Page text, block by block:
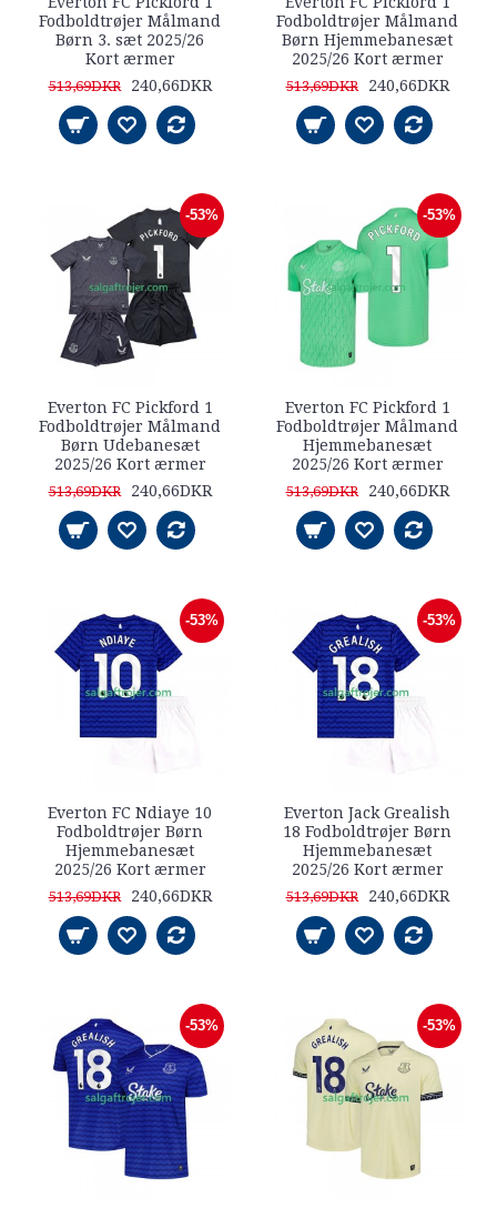
Fodboldtrøjer Målmand
Børn 3. sæt 2025/26
Kort ærmer
513,69DKR 240,66DKR
Fodboldtrøjer Målmand
Børn Hjemmebanesæt
2025/26 Kort ærmer
513,69DKR 240,66DKR
-53%
Everton FC Pickford 1
Fodboldtrøjer Målmand
Børn Udebanesæt
2025/26 Kort ærmer
513,69DKR 240,66DKR
-53%
Everton FC Pickford 1
Fodboldtrøjer Målmand
Hjemmebanesæt
2025/26 Kort ærmer
513,69DKR 240,66DKR
-53%
Everton FC Ndiaye 10
Fodboldtrøjer Børn
Hjemmebanesæt
2025/26 Kort ærmer
513,69DKR 240,66DKR
-53%
Everton Jack Grealish
18 Fodboldtrøjer Børn
Hjemmebanesæt
2025/26 Kort ærmer
513,69DKR 240,66DKR
-53% -53%